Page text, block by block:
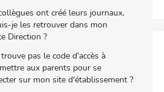
ont créé leurs journaux,
je les retrouver dans mon
Direction ?
trouve pas le code d'accès à
aux parents pour se
sur mon site d'établissement ?